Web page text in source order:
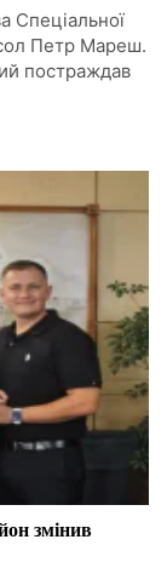
Спеціальної
Петр Мареш.
постраждав
змінив